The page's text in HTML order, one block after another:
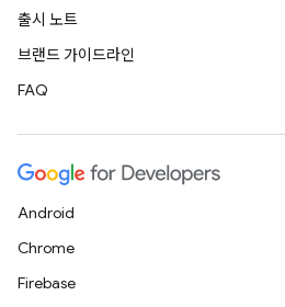
출시 노트
브랜드 가이드라인
FAQ
Android
Chrome
Firebase